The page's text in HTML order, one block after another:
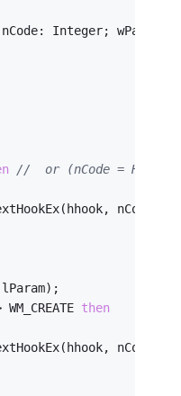
Integer; wParam:
//  or (nCode =
nCode,
WM_CREATE then
nCode,